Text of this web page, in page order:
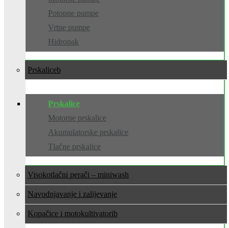
Potopne pumpe
Vrtne pumpe
Hidropak
Prskalice
Prskalice
Motorne prskalice
Akumulatorske prskalice
Tlačne prskalice
Visokotlačni perači – miniwash
Navodnjavanje i zalijevanje
Kopačice i motokultivatori